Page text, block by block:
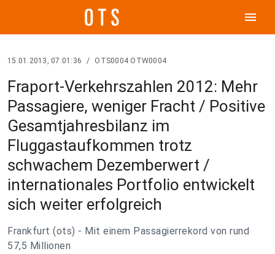
menu
15.01.2013, 07:01:36 / OTS0004 OTW0004
Fraport-Verkehrszahlen 2012: Mehr
Passagiere, weniger Fracht / Positive
Gesamtjahresbilanz im
Fluggastaufkommen trotz
schwachem Dezemberwert /
internationales Portfolio entwickelt
sich weiter erfolgreich
Frankfurt (ots) - Mit einem Passagierrekord von rund
57,5 Millionen